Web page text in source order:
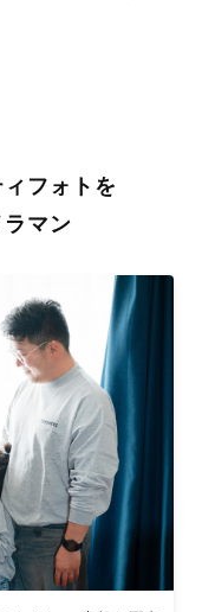
ても見返したくなるよ
心の価格設定です。オ
影技術やホスピタリテ
都道府県に在籍してい
ます
や色合いを丁寧に調
で洗練された仕上がり
た！」と思える一枚に
例をご覧ください。
フォトを
マン